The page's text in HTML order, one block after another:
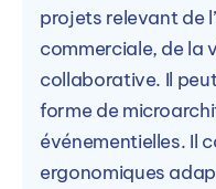
projets relevant de
commerciale, de la
collaborative. Il
forme de
événementielles. Il
ergonomiques